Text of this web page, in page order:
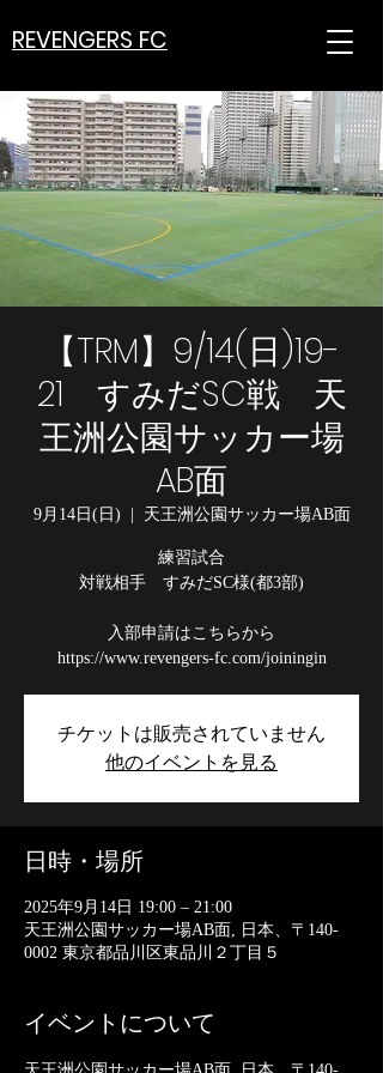
REVENGERS FC
【TRM】9/14(日)19-
21 すみだSC戦 天
王洲公園サッカー場
AB面
9月14日(日) 天王洲公園サッカー場AB面
練習試合
対戦相手 すみだSC様(都3部)
入部申請はこちらから
https://www.revengers-fc.com/joiningin
チケットは販売されていません
他のイベントを見る
日時・場所
2025年9月14日 19:00 – 21:00
天王洲公園サッカー場AB面, 日本、〒140-
0002 東京都品川区東品川２丁目５
イベントについて